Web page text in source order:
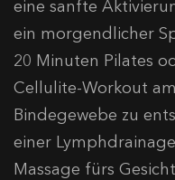
eine sanfte
ein morgendlicher
20 Minuten Pilates
Cellulite-Workout
Bindegewebe zu
einer
Massage fürs